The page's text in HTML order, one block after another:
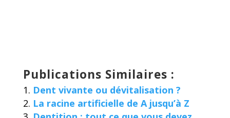
Publications Similaires :
Dent vivante ou dévitalisation ?
La racine artificielle de A jusqu’à Z